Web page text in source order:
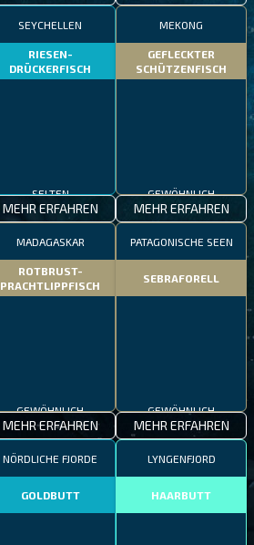
SEYCHELLEN
RIESEN-
DRÜCKERFISCH
SELTEN
MEHR ERFAHREN
MEKONG
GEFLECKTER
SCHÜTZENFISCH
GEWÖHNLICH
MEHR ERFAHREN
MADAGASKAR
ROTBRUST-
PRACHTLIPPFISCH
GEWÖHNLICH
MEHR ERFAHREN
PATAGONISCHE SEEN
SEBRAFORELL
GEWÖHNLICH
MEHR ERFAHREN
NÖRDLICHE FJORDE
GOLDBUTT
LYNGENFJORD
HAARBUTT